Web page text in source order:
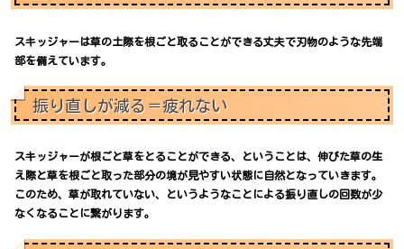
スキッジャーは草の土際を根ごと取ることができる丈夫で刃物のような先端
部を備えています。
振り直しが減る＝疲れない
スキッジャーが根ごと草をとることができる、ということは、伸びた草の生
え際と草を根ごと取った部分の境が見やすい状態に自然となっていきます。
このため、草が取れていない、というようなことによる振り直しの回数が少
なくなることに繋がります。